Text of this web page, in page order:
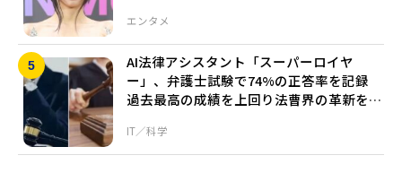
エンタメ
IT／科学
AI法律アシスタント「スーパーロイヤ
ー」、弁護士試験で74%の正答率を記録
過去最高の成績を上回り法曹界の革新を証